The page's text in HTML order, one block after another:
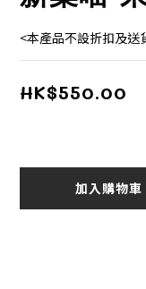
<本產品不設折扣及送
HK$550.00
加入購物車